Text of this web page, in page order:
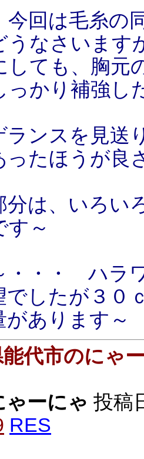
今回は毛糸の
うなさいま
しても、胸元
っかり補強し
ランスを見送
ったほうが良
分は、いろい
す～
・・・ ハラ
でしたが３０
があります～
代市のにゃ
ゃーにゃ 投稿
RES